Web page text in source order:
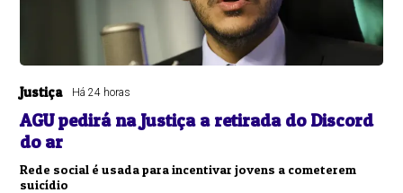
Justiça Há 24 horas
AGU pedirá na Justiça a retirada do Discord
do ar
Rede social é usada para incentivar jovens a cometerem
suicídio